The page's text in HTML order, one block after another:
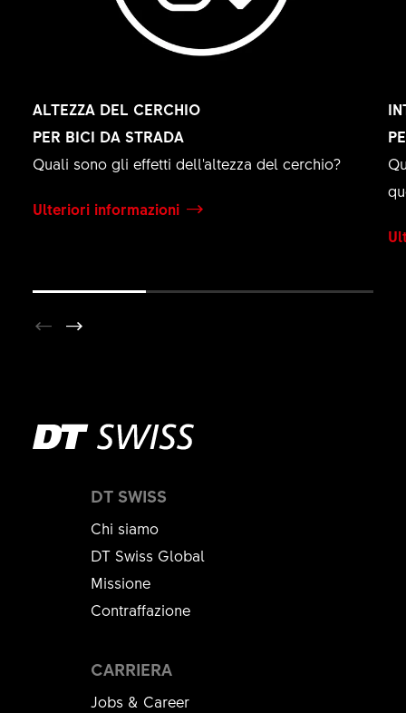
ALTEZZA DEL CERCHIO
PER BICI DA STRADA
Quali sono gli effetti dell'altezza del cerchio?
Ulteriori informazioni
DT SWISS
Chi siamo
DT Swiss Global
Missione
Contraffazione
CARRIERA
Jobs & Career